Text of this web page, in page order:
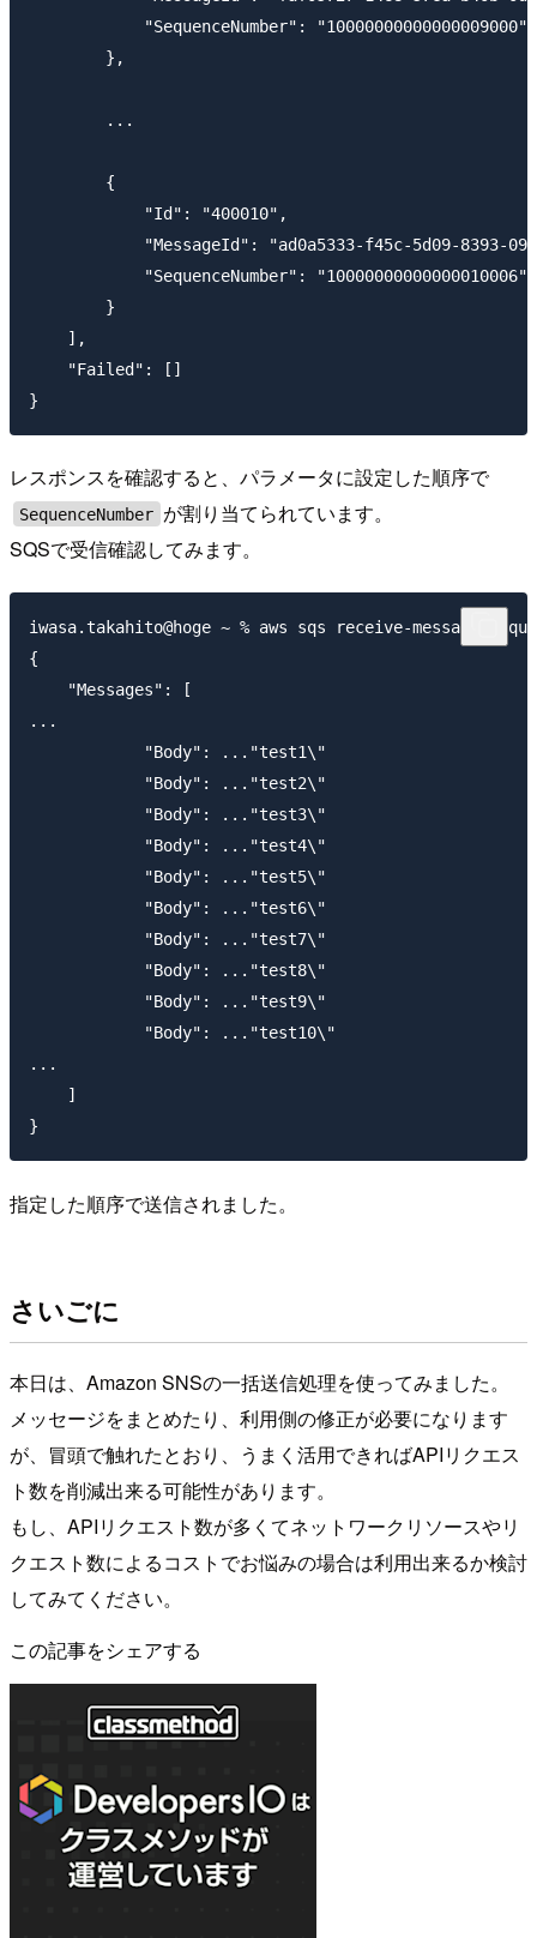
            "SequenceNumber": "10000000000000009000"
        },
        ...
        {
            "Id": "400010",
"MessageId": "ad0a5333-f45c-5d09-8393-
            "SequenceNumber": "10000000000000010006"
        }
    ],
    "Failed": []
レスポンスを確認すると、パラメータに設定した順序で
SequenceNumber が割り当てられています。
SQSで受信確認してみます。
iwasa.takahito@hoge ~ % aws sqs receive-message --
{
    "Messages": [
...
            "Body": ..."test1\"
            "Body": ..."test2\"
            "Body": ..."test3\"
            "Body": ..."test4\"
            "Body": ..."test5\"
            "Body": ..."test6\"
            "Body": ..."test7\"
            "Body": ..."test8\"
            "Body": ..."test9\"
            "Body": ..."test10\"
...
    ]
指定した順序で送信されました。
さいごに
本日は、Amazon SNSの一括送信処理を使ってみました。
メッセージをまとめたり、利用側の修正が必要になります
が、冒頭で触れたとおり、うまく活用できればAPIリクエス
ト数を削減出来る可能性があります。
もし、APIリクエスト数が多くてネットワークリソースやリ
クエスト数によるコストでお悩みの場合は利用出来るか検討
してみてください。
この記事をシェアする